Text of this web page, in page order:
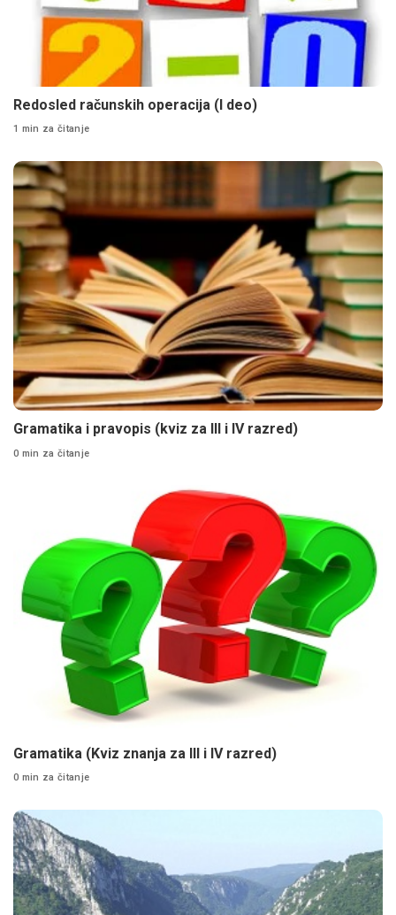
Redosled računskih operacija (I deo)
1 min za čitanje
Gramatika i pravopis (kviz za III i IV razred)
0 min za čitanje
Gramatika (Kviz znanja za III i IV razred)
0 min za čitanje